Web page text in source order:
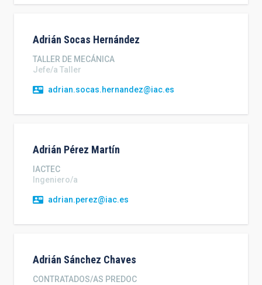
Adrián Socas Hernández
TALLER DE MECÁNICA
Jefe/a Taller
adrian.socas.hernandez@iac.es
Adrián Pérez Martín
IACTEC
Ingeniero/a
adrian.perez@iac.es
Adrián Sánchez Chaves
CONTRATADOS/AS PREDOC